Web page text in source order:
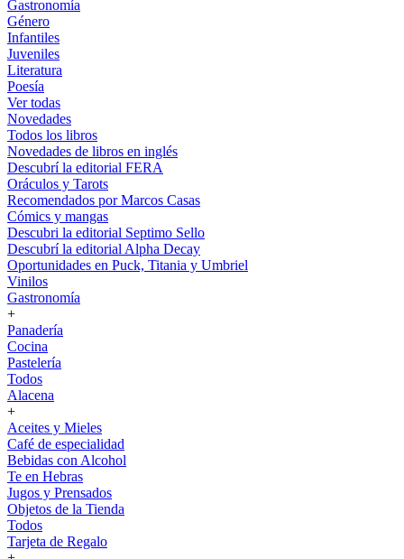
Gastronomía
Género
Infantiles
Juveniles
Literatura
Poesía
Ver todas
Novedades
Todos los libros
Novedades de libros en inglés
Descubrí la editorial FERA
Oráculos y Tarots
Recomendados por Marcos Casas
Cómics y mangas
Descubri la editorial Septimo Sello
Descubrí la editorial Alpha Decay
Oportunidades en Puck, Titania y Umbriel
Vinilos
Gastronomía
+
Panadería
Cocina
Pastelería
Todos
Alacena
+
Aceites y Mieles
Café de especialidad
Bebidas con Alcohol
Te en Hebras
Jugos y Prensados
Objetos de la Tienda
Todos
Tarjeta de Regalo